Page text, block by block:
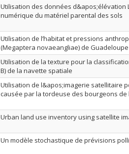
Utilisation des données d&apos;élévation
numérique du matériel parental des sols
Utilisation de l’habitat et pressions
(Megaptera novaeangliae) de
Utilisation de la texture pour la
B) de la navette spatiale
Utilisation de l&apos;imagerie satellitaire
causée par la tordeuse des bourgeons
Urban land use inventory using satellite
Un modèle stochastique de prévisions